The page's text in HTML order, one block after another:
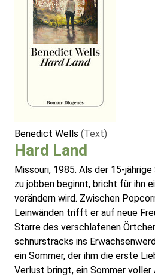
Benedict Wells (Text)
Hard Land
Missouri, 1985. Als der 15-
zu jobben beginnt, bricht für ihn
verändern wird. Zwischen
Leinwänden trifft er auf neue
Starre des verschlafenen
schnurstracks ins
ein Sommer, der ihm die erste
Verlust bringt, ein Sommer voller